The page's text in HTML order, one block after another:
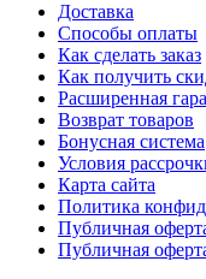
Доставка
Способы оплаты
Как сделать заказ
Как получить
Расширенная
Возврат товаров
Бонусная система
Условия
Карта сайта
Политика
Публичная
Публичная